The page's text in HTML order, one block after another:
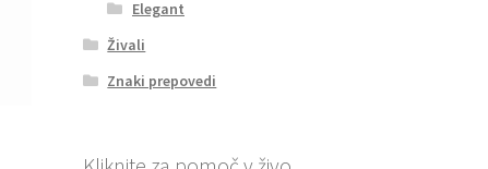
Elegant
Živali
Znaki prepovedi